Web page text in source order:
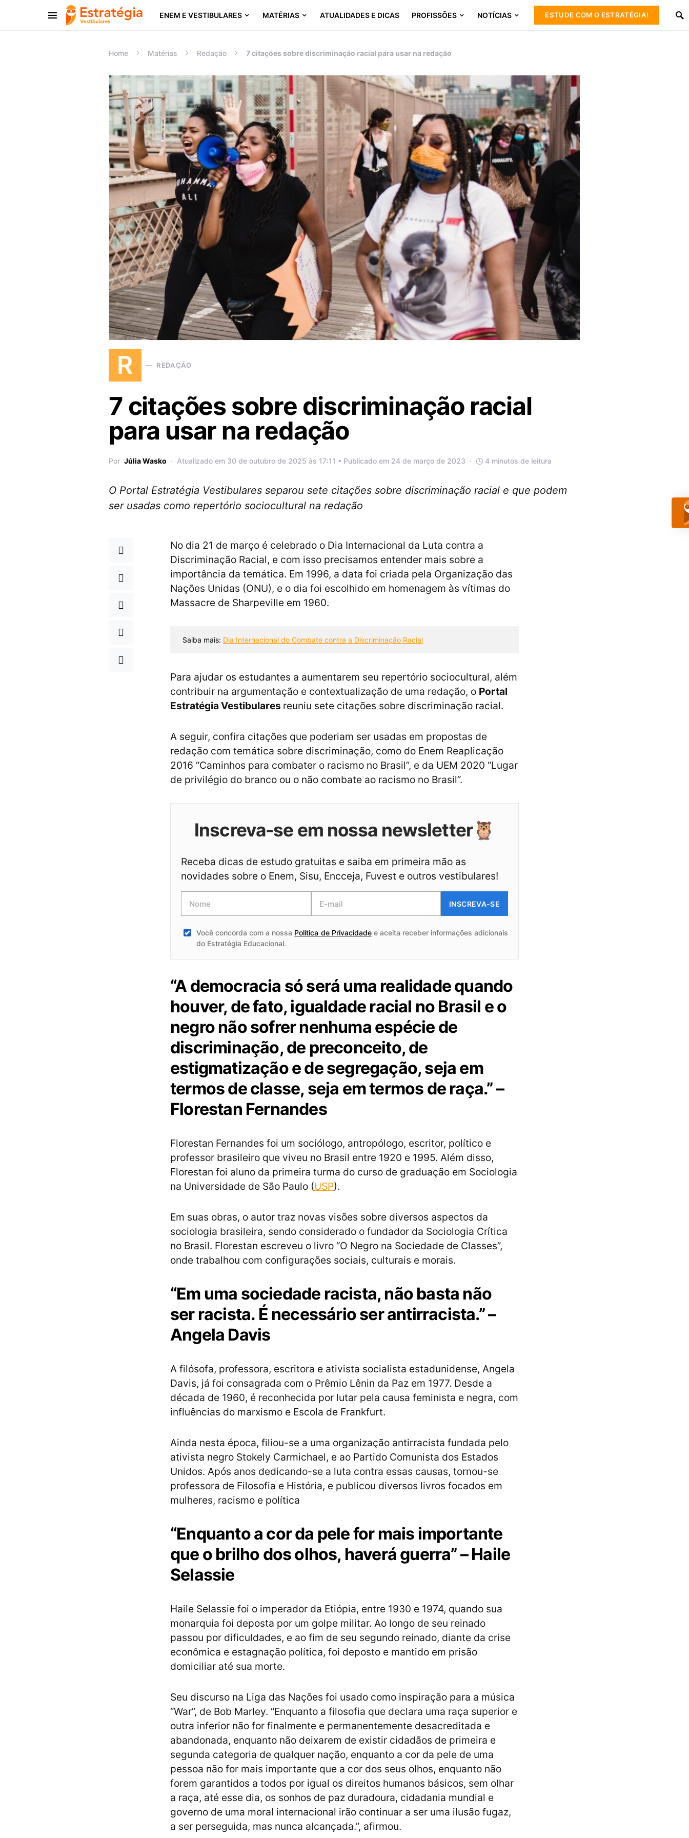
ENEM E VESTIBULARES MATÉRIAS ATUALIDADES E DICAS PROFISSÕES NOTÍCIAS ESTUDE COM O ESTRATÉGIA!
Procurar:
Home Matérias Redação 7 citações sobre discriminação racial para usar na redação
R REDAÇÃO
7 citações sobre discriminação racial
para usar na redação
Por Júlia Wasko Atualizado em 30 de outubro de 2025 às 17:11 • Publicado em 24 de março de 2023 4 minutos de leitura
O Portal Estratégia Vestibulares separou sete citações sobre discriminação racial e que podem
ser usadas como repertório sociocultural na redação
No dia 21 de março é celebrado o Dia Internacional da Luta contra a
Discriminação Racial, e com isso precisamos entender mais sobre a
importância da temática. Em 1996, a data foi criada pela Organização das
Nações Unidas (ONU), e o dia foi escolhido em homenagem às vítimas do
Massacre de Sharpeville em 1960.
Saiba mais: Dia Internacional do Combate contra a Discriminação Racial
Para ajudar os estudantes a aumentarem seu repertório sociocultural, além
contribuir na argumentação e contextualização de uma redação, o Portal
Estratégia Vestibulares reuniu sete citações sobre discriminação racial.
A seguir, confira citações que poderiam ser usadas em propostas de
redação com temática sobre discriminação, como do Enem Reaplicação
2016 “Caminhos para combater o racismo no Brasil”, e da UEM 2020 “Lugar
de privilégio do branco ou o não combate ao racismo no Brasil”.
Inscreva-se em nossa newsletter🦉
Receba dicas de estudo gratuitas e saiba em primeira mão as
novidades sobre o Enem, Sisu, Encceja, Fuvest e outros vestibulares!
INSCREVA-SE
Você concorda com a nossa Política de Privacidadee aceita receber informações adicionais
do Estratégia Educacional.
“A democracia só será uma realidade quando
houver, de fato, igualdade racial no Brasil e o
negro não sofrer nenhuma espécie de
discriminação, de preconceito, de
estigmatização e de segregação, seja em
termos de classe, seja em termos de raça.” –
Florestan Fernandes
Florestan Fernandes foi um sociólogo, antropólogo, escritor, político e
professor brasileiro que viveu no Brasil entre 1920 e 1995. Além disso,
Florestan foi aluno da primeira turma do curso de graduação em Sociologia
na Universidade de São Paulo (USP).
Em suas obras, o autor traz novas visões sobre diversos aspectos da
sociologia brasileira, sendo considerado o fundador da Sociologia Crítica
no Brasil. Florestan escreveu o livro “O Negro na Sociedade de Classes”,
onde trabalhou com configurações sociais, culturais e morais.
“Em uma sociedade racista, não basta não
ser racista. É necessário ser antirracista.” –
Angela Davis
A filósofa, professora, escritora e ativista socialista estadunidense, Angela
Davis, já foi consagrada com o Prêmio Lênin da Paz em 1977. Desde a
década de 1960, é reconhecida por lutar pela causa feminista e negra, com
influências do marxismo e Escola de Frankfurt.
Ainda nesta época, filiou-se a uma organização antirracista fundada pelo
ativista negro Stokely Carmichael, e ao Partido Comunista dos Estados
Unidos. Após anos dedicando-se a luta contra essas causas, tornou-se
professora de Filosofia e História, e publicou diversos livros focados em
mulheres, racismo e política
“Enquanto a cor da pele for mais importante
que o brilho dos olhos, haverá guerra” – Haile
Selassie
Haile Selassie foi o imperador da Etiópia, entre 1930 e 1974, quando sua
monarquia foi deposta por um golpe militar. Ao longo de seu reinado
passou por dificuldades, e ao fim de seu segundo reinado, diante da crise
econômica e estagnação política, foi deposto e mantido em prisão
domiciliar até sua morte.
Seu discurso na Liga das Nações foi usado como inspiração para a música
“War”, de Bob Marley. “Enquanto a filosofia que declara uma raça superior e
outra inferior não for finalmente e permanentemente desacreditada e
abandonada, enquanto não deixarem de existir cidadãos de primeira e
segunda categoria de qualquer nação, enquanto a cor da pele de uma
pessoa não for mais importante que a cor dos seus olhos, enquanto não
forem garantidos a todos por igual os direitos humanos básicos, sem olhar
a raça, até esse dia, os sonhos de paz duradoura, cidadania mundial e
governo de uma moral internacional irão continuar a ser uma ilusão fugaz,
a ser perseguida, mas nunca alcançada.”, afirmou.